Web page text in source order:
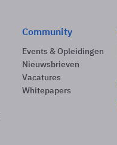
Community
Events & Opleidingen
Nieuwsbrieven
Vacatures
Whitepapers